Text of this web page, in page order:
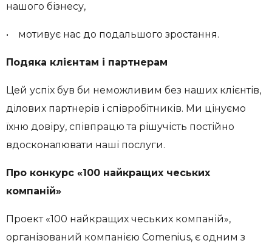
нашого бізнесу,
• мотивує нас до подальшого зростання.
Подяка клієнтам і партнерам
Цей успіх був би неможливим без наших клієнтів,
ділових партнерів і співробітників. Ми цінуємо
їхню довіру, співпрацю та рішучість постійно
вдосконалювати наші послуги.
Про конкурс «100 найкращих чеських
компаній»
Проект «100 найкращих чеських компаній»,
організований компанією Comenius, є одним з